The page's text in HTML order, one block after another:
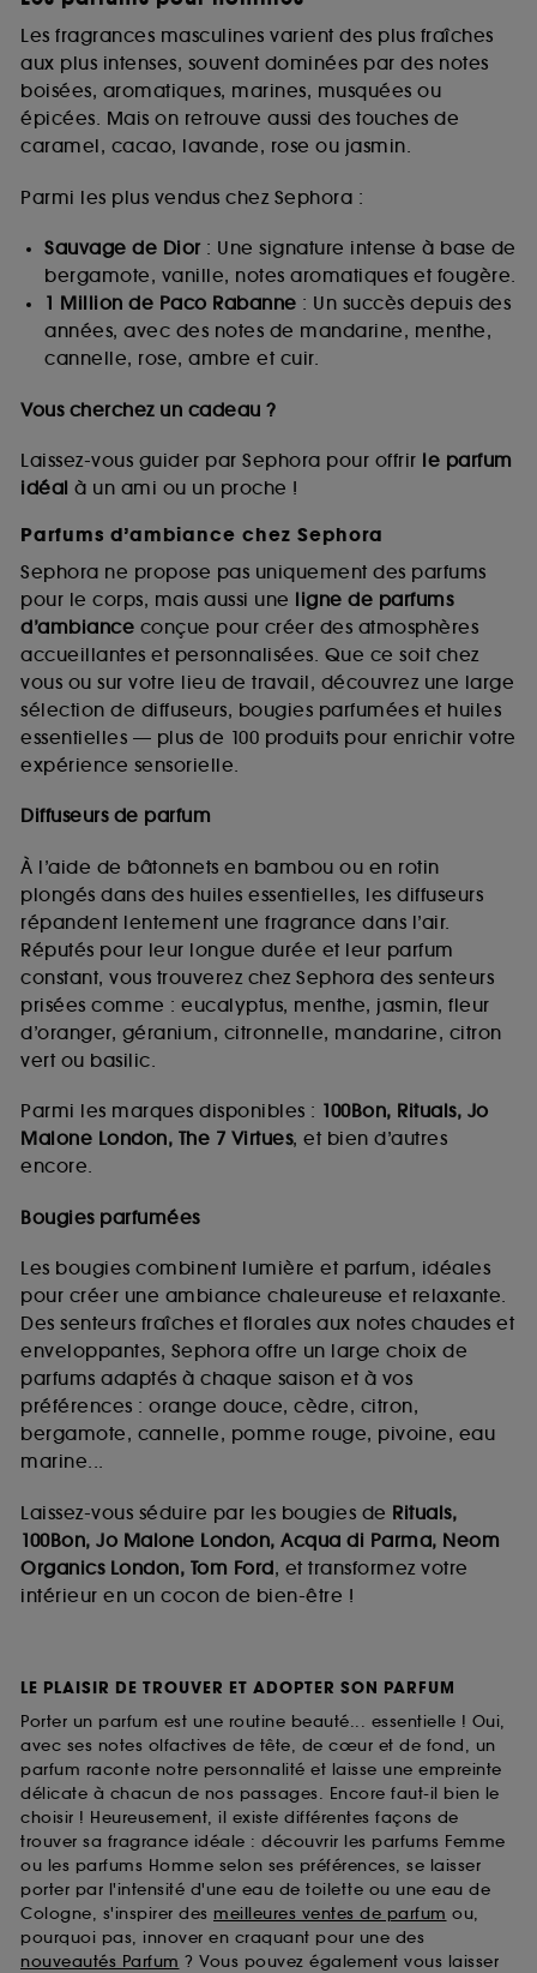
Les fragrances masculines varient des plus fraîches
aux plus intenses, souvent dominées par des notes
boisées, aromatiques, marines, musquées ou
épicées. Mais on retrouve aussi des touches de
caramel, cacao, lavande, rose ou jasmin.
Parmi les plus vendus chez Sephora :
Sauvage de Dior: Une signature intense à base de
bergamote, vanille, notes aromatiques et fougère.
1 Million de Paco Rabanne : Un succès depuis des
années, avec des notes de mandarine, menthe,
cannelle, rose, ambre et cuir.
Vous cherchez un cadeau ?
Laissez-vous guider par Sephora pour offrir le parfum
idéal à un ami ou un proche !
Parfums d’ambiance chez Sephora
Sephora ne propose pas uniquement des parfums
pour le corps, mais aussi une ligne de parfums
d’ambiance conçue pour créer des atmosphères
accueillantes et personnalisées. Que ce soit chez
vous ou sur votre lieu de travail, découvrez une large
sélection de diffuseurs, bougies parfumées et huiles
essentielles — plus de 100 produits pour enrichir votre
expérience sensorielle.
Diffuseurs de parfum
À l’aide de bâtonnets en bambou ou en rotin
plongés dans des huiles essentielles, les diffuseurs
répandent lentement une fragrance dans l’air.
Réputés pour leur longue durée et leur parfum
constant, vous trouverez chez Sephora des senteurs
prisées comme : eucalyptus, menthe, jasmin, fleur
d’oranger, géranium, citronnelle, mandarine, citron
vert ou basilic.
Parmi les marques disponibles : 100Bon, Rituals, Jo
Malone London, The 7 Virtues, et bien d’autres
encore.
Bougies parfumées
Les bougies combinent lumière et parfum, idéales
pour créer une ambiance chaleureuse et relaxante.
Des senteurs fraîches et florales aux notes chaudes et
enveloppantes, Sephora offre un large choix de
parfums adaptés à chaque saison et à vos
préférences : orange douce, cèdre, citron,
bergamote, cannelle, pomme rouge, pivoine, eau
marine...
Laissez-vous séduire par les bougies de Rituals,
100Bon, Jo Malone London, Acqua di Parma, Neom
Organics London, Tom Ford, et transformez votre
intérieur en un cocon de bien-être !
LE PLAISIR DE TROUVER ET ADOPTER SON PARFUM
Porter un parfum est une routine beauté... essentielle ! Oui,
avec ses notes olfactives de tête, de cœur et de fond, un
parfum raconte notre personnalité et laisse une empreinte
délicate à chacun de nos passages. Encore faut-il bien le
choisir ! Heureusement, il existe différentes façons de
trouver sa fragrance idéale : découvrir les parfums Femme
ou les parfums Homme selon ses préférences, se laisser
porter par l'intensité d'une eau de toilette ou une eau de
Cologne, s'inspirer des meilleures ventes de parfum ou,
pourquoi pas, innover en craquant pour une des
nouveautés Parfum ? Vous pouvez également vous laisser